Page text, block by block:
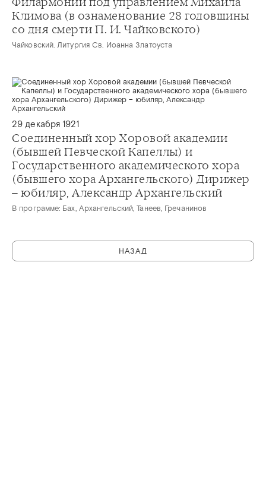
Климова (в ознаменование 28 годовщины
со дня смерти П. И. Чайковского)
Чайковский. Литургия Св. Иоанна Златоуста
29 декабря 1921
Соединенный хор Хоровой академии
(бывшей Певческой Капеллы) и
Государственного академического хора
(бывшего хора Архангельского) Дирижер
– юбиляр, Александр Архангельский
В программе: Бах, Архангельский, Танеев, Гречанинов
НАЗАД